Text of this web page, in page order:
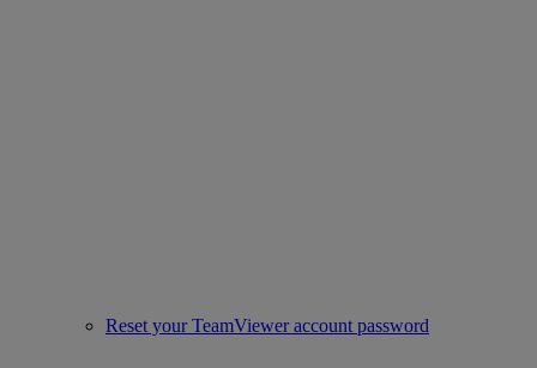
Reset your TeamViewer account password